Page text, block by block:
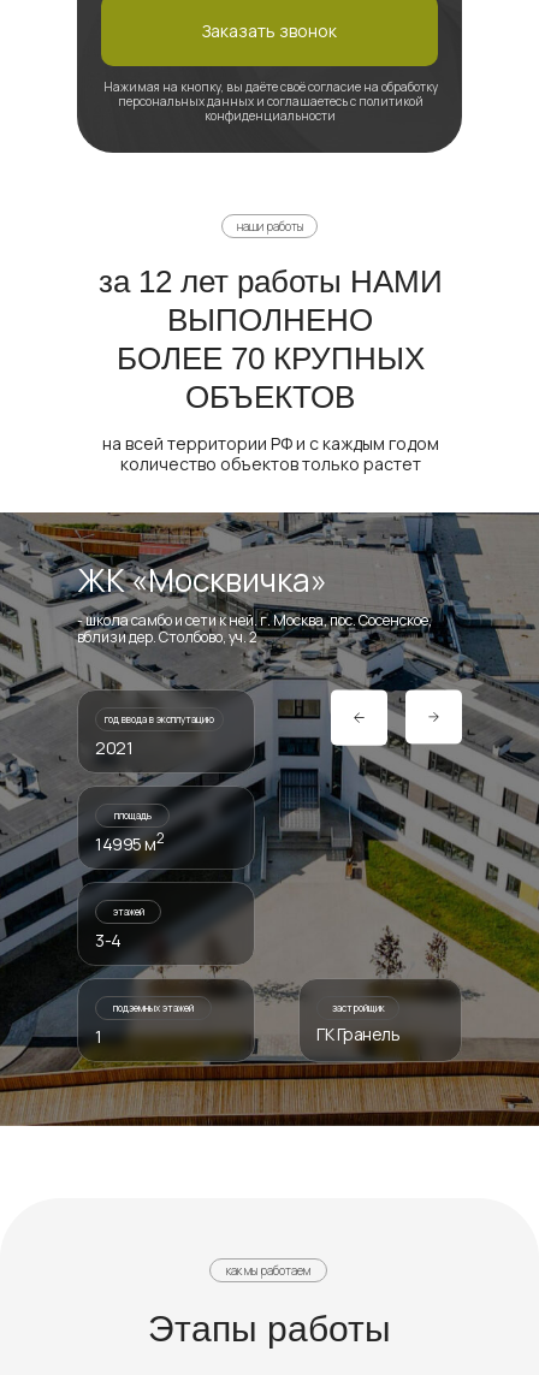
Заказать звонок
Нажимая на кнопку, вы даёте своё согласие на обработку
персональных данных и соглашаетесь с политикой
конфиденциальности
наши работы
за 12 лет работы НАМИ
ВЫПОЛНЕНО
БОЛЕЕ 70 КРУПНЫХ
ОБЪЕКТОВ
на всей территории РФ и с каждым годом
количество объектов только растет
ЖК «Москвичка»
год ввода в эксплутацию
2021
- школа самбо и сети к ней. г. Москва, пос. Сосенское,
вблизи дер. Столбово, уч. 2
площадь
14995 м2
этажей
3-4
подземных этажей
1
застройщик
ГК Гранель
Этапы работы
как мы работаем